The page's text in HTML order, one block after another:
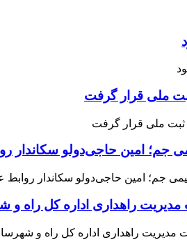
جم؛ امین حاجی‌دولو سکاندار
راهداری اداره کل راه